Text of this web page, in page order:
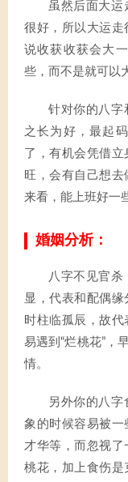
虽然后面大运
很好，所以大运走
说收获收获会大
些，而不是就可以
针对你的八字
之长为好，最起
了，有机会凭借
旺，会有自己想
来看，能上班好一
婚姻分析：
八字不见官杀
显，代表和配偶缘
时柱临孤辰，故
易遇到“烂桃花”，
情。
另外你的八
象的时候容易被一
才华等，而忽视
桃花，加上食伤是